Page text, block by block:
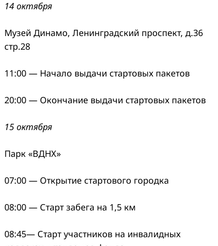
14 октября
Музей Динамо, Ленинградский проспект, д.36
стр.28
11:00 — Начало выдачи стартовых пакетов
20:00 — Окончание выдачи стартовых пакетов
15 октября
Парк «ВДНХ»
07:00 — Открытие стартового городка
08:00 — Старт забега на 1,5 км
08:45— Старт участников на инвалидных